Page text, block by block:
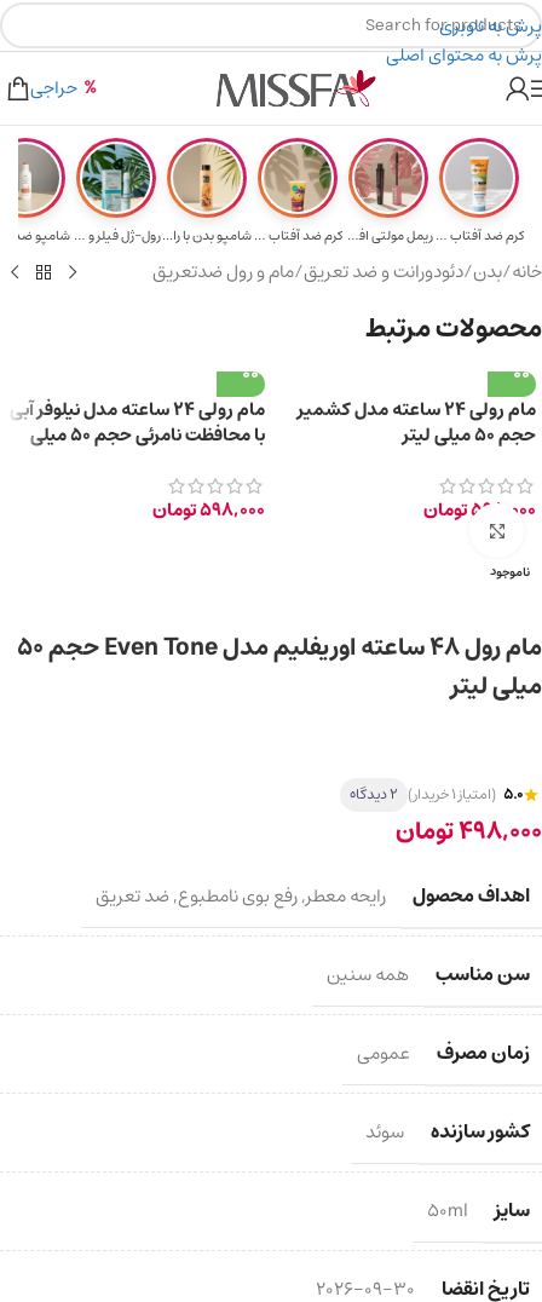
پرش به ناوبری
پرش به محتوای اصلی
۲٪ تخفیف روی سبد خرید برای روش کارت به کارت
هدیه برای خرید های بالای ۵ میلیون تومن
حراجی
کرم ضد آفتاب حا... ریمل مولتی افکت... کرم ضد آفتاب SP...شامپو بدن با را... رول-ژل فیلر و م...
خانه/بدن/دئودورانت و ضد تعریق/مام و رول ضدتعریق
محصولات مرتبط
مام رولی 24 ساعته مدل کشمیر
حجم 50 میلی لیتر
598,000تومان
مام رولی 24 ساعته مدل نیلوفر آبی
با محافظت نامرئی حجم 50 میلی
598,000تومان
ناموجود
برای بزرگ‌نمایی کلیک کنید
مام رول 48 ساعته اوریفلیم مدل Even Tone حجم ۵۰
میلی لیتر
5.0 (امتیاز 1 خریدار) 2 دیدگاه
498,000تومان
اهداف محصول رایحه معطر,رفع بوی نامطبوع,ضد تعریق
سن مناسب همه سنین
زمان مصرف عمومی
کشور سازنده سوئد
سایز 50ml
تاریخ انقضا 2026-09-30